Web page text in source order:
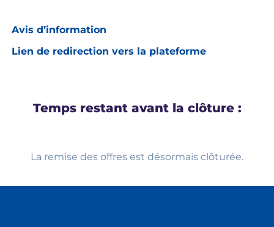
Avis d’information
Lien de redirection vers la plateforme
Temps restant avant la clôture :
La remise des offres est désormais clôturée.